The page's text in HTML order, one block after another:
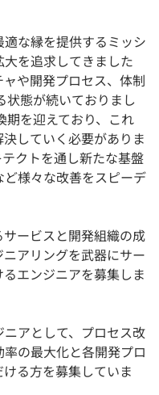
な縁を提供するミッシ
を追求してきました
や開発プロセス、体制
状態が続いておりまし
期を迎えており、これ
していく必要がありま
クトを通し新たな基盤
様々な改善をスピーデ
ービスと開発組織の成
アリングを武器にサー
エンジニアを募集しま
アとして、プロセス改
の最大化と各開発プロ
る方を募集していま